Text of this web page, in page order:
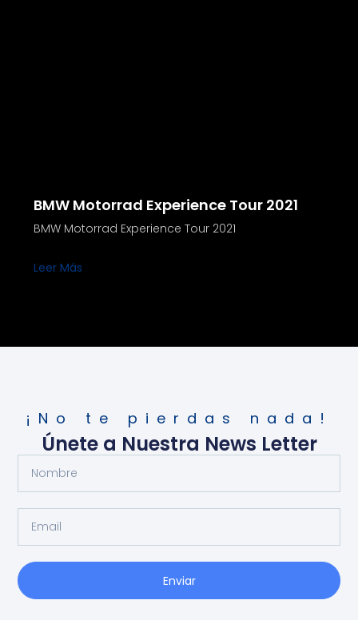
BMW Motorrad Experience Tour 2021
BMW Motorrad Experience Tour 2021
Leer Más
¡No te pierdas nada!
Únete a Nuestra News Letter
Enviar